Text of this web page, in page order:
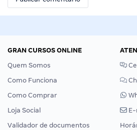
GRAN CURSOS ONLINE
Quem Somos
Como Funciona
Como Comprar
Loja Social
Validador de documentos
E-